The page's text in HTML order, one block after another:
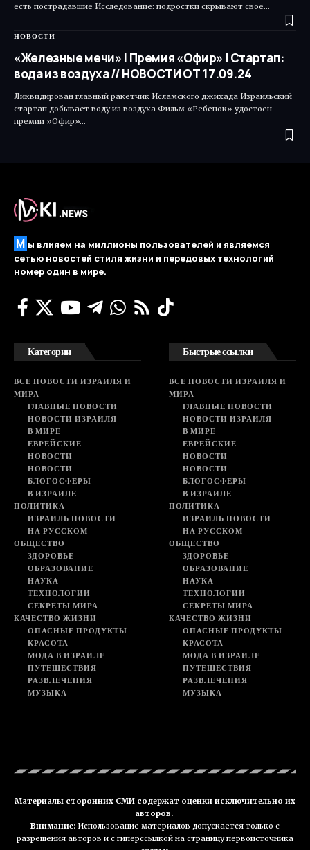
есть пострадавшие Исследование: подростки скрывают свое…
НОВОСТИ
«Железные мечи» | Премия «Офир» | Cтартап:
вода из воздуха // НОВОСТИ ОТ 17.09.24
Ликвидирован главный ракетчик Исламского джихада Израильский
стартап добывает воду из воздуха Фильм «Ребенок» удостоен
премии »Офир»…
М ы влияем на миллионы пользователей и являемся
сетью новостей стиля жизни и передовых технологий
номер один в мире.
Категории
ВСЕ НОВОСТИ ИЗРАИЛЯ И
МИРА
ГЛАВНЫЕ НОВОСТИ
НОВОСТИ ИЗРАИЛЯ
В МИРЕ
ЕВРЕЙСКИЕ
НОВОСТИ
НОВОСТИ
БЛОГОСФЕРЫ
В ИЗРАИЛЕ
ПОЛИТИКА
ИЗРАИЛЬ НОВОСТИ
НА РУССКОМ
ОБЩЕСТВО
ЗДОРОВЬЕ
ОБРАЗОВАНИЕ
НАУКА
ТЕХНОЛОГИИ
СЕКРЕТЫ МИРА
КАЧЕСТВО ЖИЗНИ
ОПАСНЫЕ ПРОДУКТЫ
КРАСОТА
МОДА В ИЗРАИЛЕ
ПУТЕШЕСТВИЯ
РАЗВЛЕЧЕНИЯ
МУЗЫКА
Быстрые ссылки
ВСЕ НОВОСТИ ИЗРАИЛЯ И
МИРА
ГЛАВНЫЕ НОВОСТИ
НОВОСТИ ИЗРАИЛЯ
В МИРЕ
ЕВРЕЙСКИЕ
НОВОСТИ
НОВОСТИ
БЛОГОСФЕРЫ
В ИЗРАИЛЕ
ПОЛИТИКА
ИЗРАИЛЬ НОВОСТИ
НА РУССКОМ
ОБЩЕСТВО
ЗДОРОВЬЕ
ОБРАЗОВАНИЕ
НАУКА
ТЕХНОЛОГИИ
СЕКРЕТЫ МИРА
КАЧЕСТВО ЖИЗНИ
ОПАСНЫЕ ПРОДУКТЫ
КРАСОТА
МОДА В ИЗРАИЛЕ
ПУТЕШЕСТВИЯ
РАЗВЛЕЧЕНИЯ
МУЗЫКА
Материалы сторонних СМИ содержат оценки исключительно их
авторов.
Внимание: Использование материалов допускается только с
разрешения авторов и с гиперссылкой на страницу первоисточника